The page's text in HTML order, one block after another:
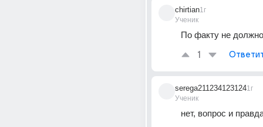
chirtian
Ученик
1г
По факту не
1
serega211234123124
Ученик
1г
нет, вопрос и